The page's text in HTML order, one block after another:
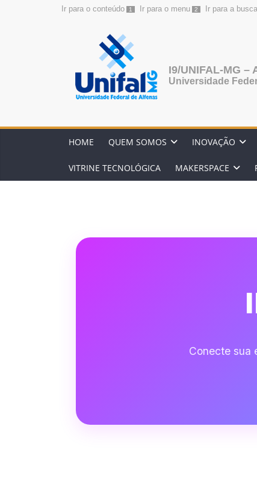
Ir para o conteúdo 1 Ir para o menu 2 Ir para a busca
I9/UNIFAL-MG –
Universidade
HOME QUEM SOMOS INOVAÇÃO
VITRINE TECNOLÓGICA MAKERSPACE
Conecte sua